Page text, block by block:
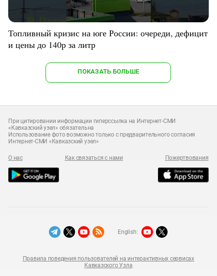
Топливный кризис на юге России: очереди, дефицит
и цены до 140р за литр
ПОКАЗАТЬ БОЛЬШЕ
При цитировании информации гиперссылка на Интернет-СМИ
«Кавказский узел» обязательна
Использование фото возможно только с предварительного согласия
Интернет-СМИ «Кавказский узел»
О нас Как связаться с нами Пожертвования
Правила поведения пользователей на интерактивных сервисах
Кавказского Узла
English: